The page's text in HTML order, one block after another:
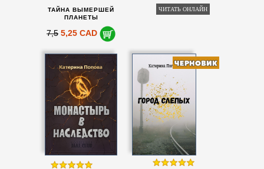
ТАЙНА ВЫМЕРШЕЙ
ПЛАНЕТЫ
7,5 5,25 CAD
ЧИТАТЬ ОНЛАЙН